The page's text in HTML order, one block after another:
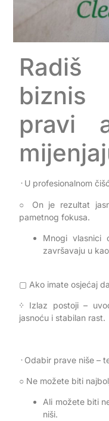
Radiš
biznis
pravi
᠂ U profesionalnom
○ On je rezultat
pametnog fokusa.
Mnogi vlasnici
završavaju u
▢ Ako imate osjećaj
᠅ Izlaz postoji –
jasnoću i stabilan rast.
᠂ Odabir prave niše –
○ Ne možete biti
Ali možete biti
niši.